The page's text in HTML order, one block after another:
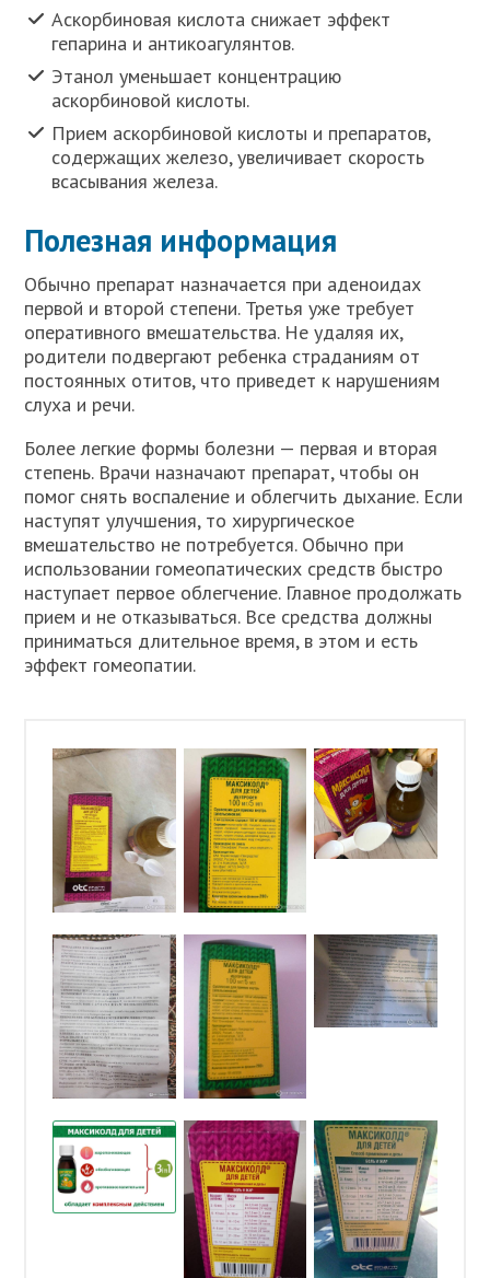
Аскорбиновая кислота снижает эффект
гепарина и антикоагулянтов.
Этанол уменьшает концентрацию
аскорбиновой кислоты.
Прием аскорбиновой кислоты и препаратов,
содержащих железо, увеличивает скорость
всасывания железа.
Полезная информация
Обычно препарат назначается при аденоидах
первой и второй степени. Третья уже требует
оперативного вмешательства. Не удаляя их,
родители подвергают ребенка страданиям от
постоянных отитов, что приведет к нарушениям
слуха и речи.
Более легкие формы болезни — первая и вторая
степень. Врачи назначают препарат, чтобы он
помог снять воспаление и облегчить дыхание. Если
наступят улучшения, то хирургическое
вмешательство не потребуется. Обычно при
использовании гомеопатических средств быстро
наступает первое облегчение. Главное продолжать
прием и не отказываться. Все средства должны
приниматься длительное время, в этом и есть
эффект гомеопатии.